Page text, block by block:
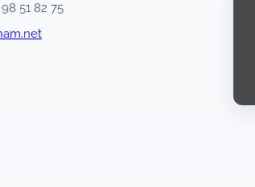
98 51 82 75